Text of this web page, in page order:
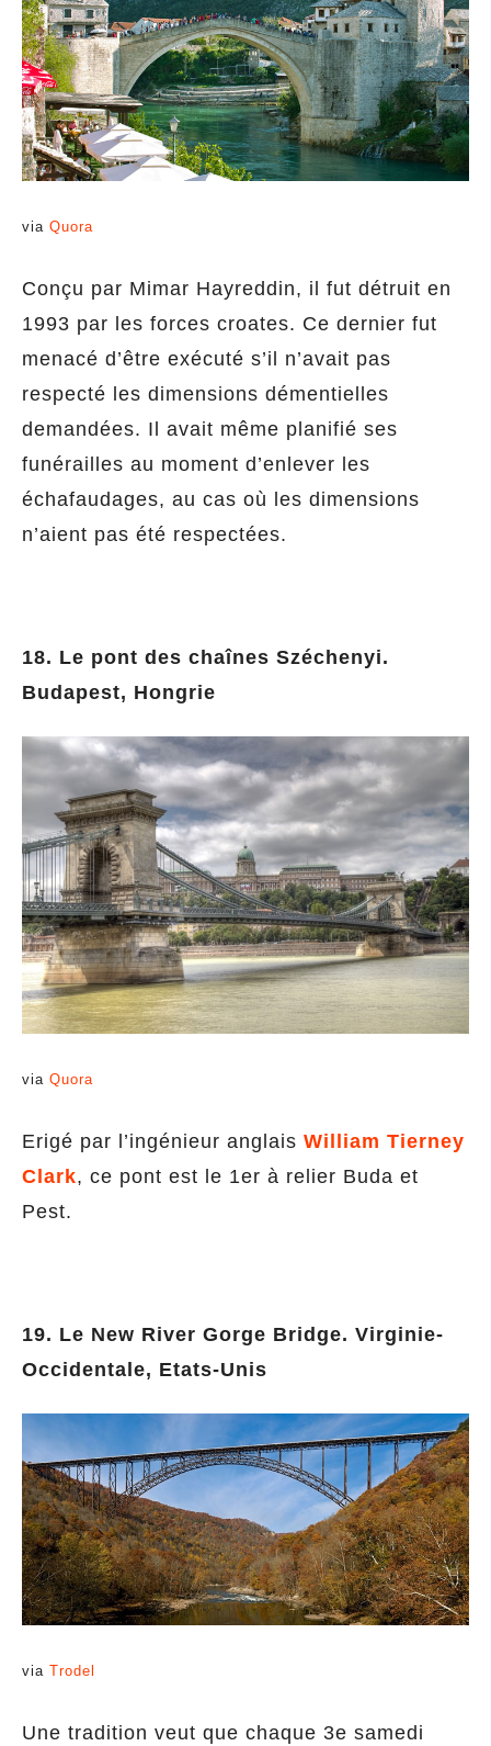
via Quora
Conçu par Mimar Hayreddin, il fut détruit en
1993 par les forces croates. Ce dernier fut
menacé d’être exécuté s’il n’avait pas
respecté les dimensions démentielles
demandées. Il avait même planifié ses
funérailles au moment d’enlever les
échafaudages, au cas où les dimensions
n’aient pas été respectées.
18. Le pont des chaînes Széchenyi.
Budapest, Hongrie
via Quora
Erigé par l’ingénieur anglais William Tierney
Clark, ce pont est le 1er à relier Buda et
Pest.
19. Le New River Gorge Bridge. Virginie-
Occidentale, Etats-Unis
via Trodel
Une tradition veut que chaque 3e samedi